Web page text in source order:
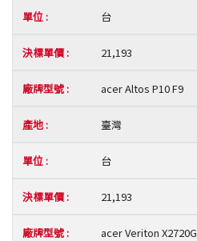
台
21,193
acer Altos P10 F9
臺灣
台
21,193
acer Veriton X2720G